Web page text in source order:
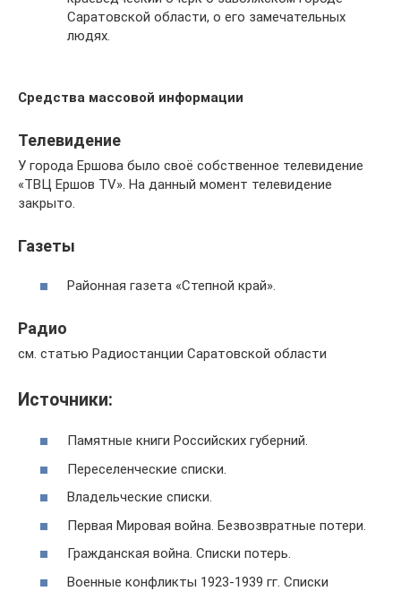
Саратовской области, о его замечательных
людях.
Средства массовой информации
Телевидение
У города Ершова было своё собственное телевидение
«ТВЦ Ершов TV». На данный момент телевидение
закрыто.
Газеты
Районная газета «Степной край».
Радио
см. статью Радиостанции Саратовской области
Источники:
Памятные книги Российских губерний.
Переселенческие списки.
Владельческие списки.
Первая Мировая война. Безвозвратные потери.
Гражданская война. Списки потерь.
Военные конфликты 1923-1939 гг. Списки